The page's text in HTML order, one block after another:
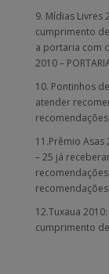
9. Mídias Livres
cumprimento
a portaria com
2010 –
10. Pontinhos
atender
11.Prêmio
– 25 já
12.Tuxaua
cumprimento